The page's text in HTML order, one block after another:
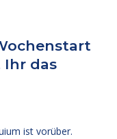
Ihr das
ist vorüber.